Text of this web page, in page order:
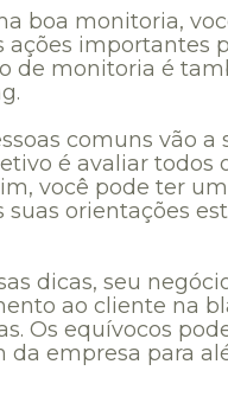
boa monitoria,
ações importantes
de monitoria é
comuns vão
é avaliar todos
você pode ter
suas orientações
dicas, seu
ao cliente na
Os equívocos
da empresa para